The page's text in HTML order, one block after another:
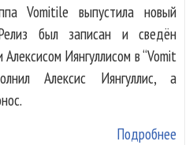
Vomitile выпустила новый
был записан и сведён
Иянгуллисом в “Vomit
Алексис Иянгуллис, а
Подробнее